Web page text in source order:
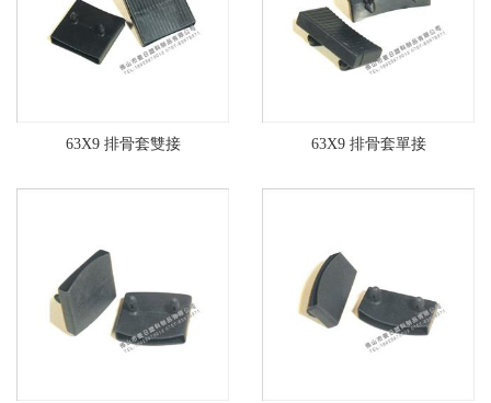
63X9 排骨套雙接 63X9 排骨套單接